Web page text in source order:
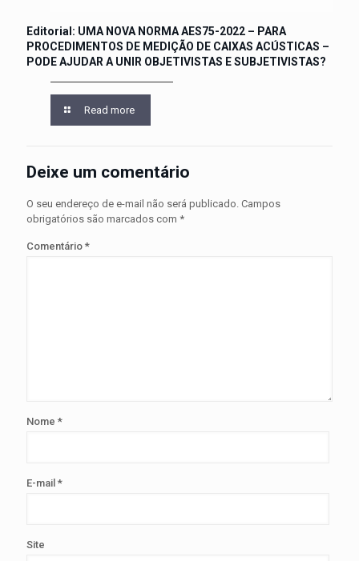
Editorial: UMA NOVA NORMA AES75-2022 – PARA
PROCEDIMENTOS DE MEDIÇÃO DE CAIXAS ACÚSTICAS –
PODE AJUDAR A UNIR OBJETIVISTAS E SUBJETIVISTAS?
Read more
Deixe um comentário
O seu endereço de e-mail não será publicado. Campos
obrigatórios são marcados com *
Comentário *
Nome *
E-mail *
Site